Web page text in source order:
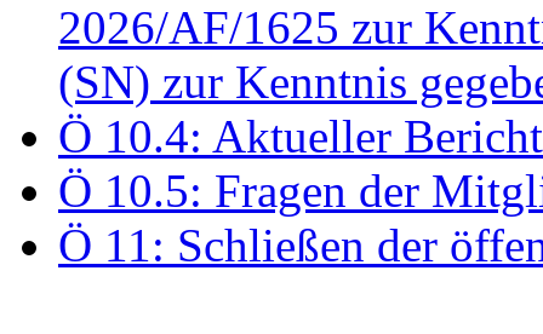
2026/AF/1625 zur
(SN) zur Kenntnis
Ö 10.4: Aktueller
Ö 10.5: Fragen der
Ö 11: Schließen der